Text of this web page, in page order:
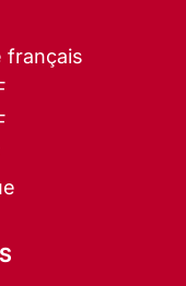
français